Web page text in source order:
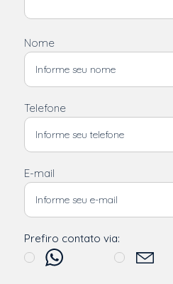
Nome
Telefone
E-mail
Prefiro contato via: